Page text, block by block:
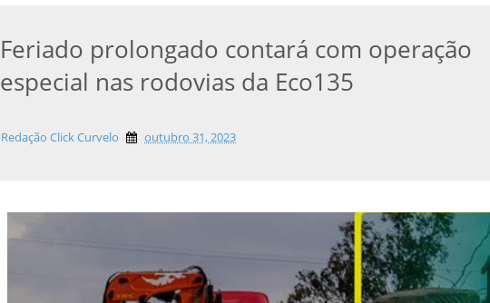
Feriado prolongado contará com operação
especial nas rodovias da Eco135
Redação Click Curvelo outubro 31, 2023